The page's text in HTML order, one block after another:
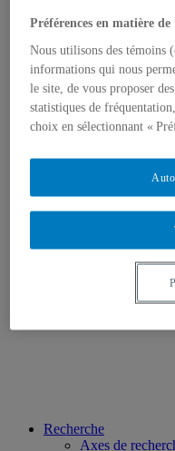
Bourses et prix
Dans les médias
Distinctions
Activités
Événements à
Vidéos et
Recherche
Axes de
Préférences en matière de
Nous utilisons des témoins
informations qui nous
le site, de vous proposer
statistiques de
choix en sélectionnant «